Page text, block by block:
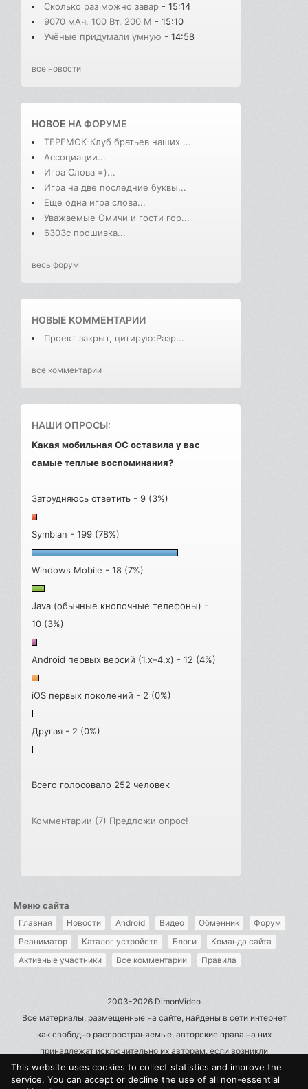
Сколько раз можно завар - 15:14
9070 мАч, 100 Вт, 200 М - 15:10
Учёные придумали умную - 14:58
все новости
НОВОЕ НАФОРУМЕ
ТЕРЕМОК-Клуб братьев наших ...
Ассоциации...
Игра Слова =)...
Игра на две последние буквы...
Еще одна игра слова...
Уважаемые Омичи и гости гор...
6303с прошивка...
весь форум
НОВЫЕ КОММЕНТАРИИ
Проект закрыт, цитирую:Разр...
все комментарии
НАШИ ОПРОСЫ:
Какая мобильная ОС оставила у вас
самые теплые воспоминания?
Затрудняюсь ответить - 9 (3%)
Symbian - 199 (78%)
Windows Mobile - 18 (7%)
Java (обычные кнопочные телефоны) -
10 (3%)
Android первых версий (1.x–4.x) - 12 (4%)
iOS первых поколений - 2 (0%)
Другая - 2 (0%)
Всего голосовало 252 человек
Комментарии (7) Предложи опрос!
Меню сайта
Главная Новости Android Видео Обменник
Форум
Реаниматор
Каталог устройств Блоги
Команда сайта
Активные участники
Все комментарии Правила
2003-2026 DimonVideo
Все материалы, размещенные на сайте, найдены в сети интернет
как свободно распространяемые, авторские права на них
принадлежат исключительно их авторам, если возникли
претензии - пишите на admin@dimonvideo.ru
Политика в отношении обработки персональных данных
This website uses cookies to collect statistics and improve the
service. You can accept or decline the use of all non-essential